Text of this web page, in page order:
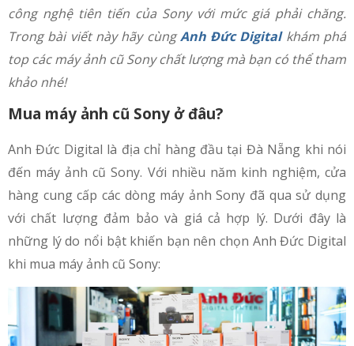
công nghệ tiên tiến của Sony với mức giá phải chăng.
Trong bài viết này hãy cùngAnh Đức Digitalkhám phá
top các máy ảnh cũ Sony chất lượng mà bạn có thể tham
khảo nhé!
Mua máy ảnh cũ Sony ở đâu?
Anh Đức Digital là địa chỉ hàng đầu tại Đà Nẵng khi nói
đến máy ảnh cũ Sony. Với nhiều năm kinh nghiệm, cửa
hàng cung cấp các dòng máy ảnh Sony đã qua sử dụng
với chất lượng đảm bảo và giá cả hợp lý. Dưới đây là
những lý do nổi bật khiến bạn nên chọn Anh Đức Digital
khi mua máy ảnh cũ Sony: